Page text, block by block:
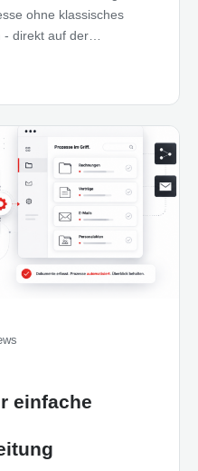
ohne klassisches
- direkt auf der…
einfache